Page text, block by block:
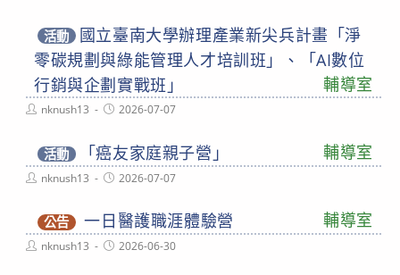
活動
國立臺南大學辦理產業新尖兵計畫「淨
零碳規劃與綠能管理人才培訓班」、「AI數位
行銷與企劃實戰班」
輔導室
Postnknush13
Post2026-07-07
活動 「癌友家庭親子營」 輔導室
Postnknush13
Post2026-07-07
公告 一日醫護職涯體驗營 輔導室
Postnknush13
Post2026-06-30